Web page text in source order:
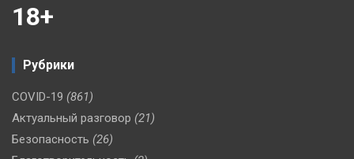
18+
Рубрики
COVID-19 (861)
Актуальный разговор (21)
Безопасность (26)